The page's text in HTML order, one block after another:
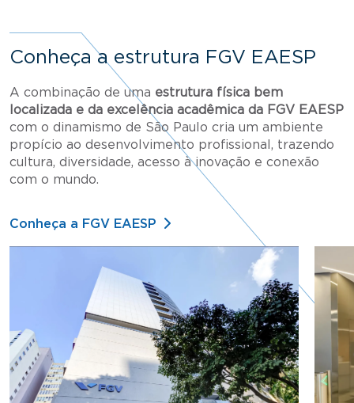
Conheça a estrutura FGV EAESP
A combinação de uma estrutura física bem
localizada e da excelência acadêmica da FGV EAESP
com o dinamismo de São Paulo cria um ambiente
propício ao desenvolvimento profissional, trazendo
cultura, diversidade, acesso à inovação e conexão
com o mundo.
Conheça a FGV EAESP